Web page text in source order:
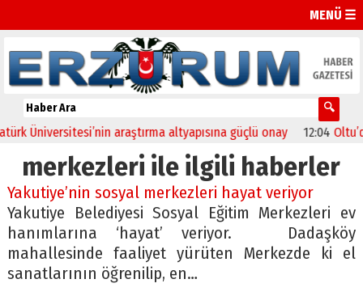
MENÜ ☰
Üniversitesi’nin araştırma altyapısına güçlü onay 12:04 Oltu’da
merkezleri ile ilgili haberler
Yakutiye’nin sosyal merkezleri hayat veriyor
Yakutiye Belediyesi Sosyal Eğitim Merkezleri ev
hanımlarına ‘hayat’ veriyor. Dadaşköy
mahallesinde faaliyet yürüten Merkezde ki el
sanatlarının öğrenilip, en…